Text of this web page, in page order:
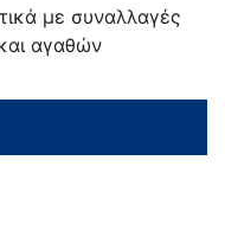
με συναλλαγές
αγαθών